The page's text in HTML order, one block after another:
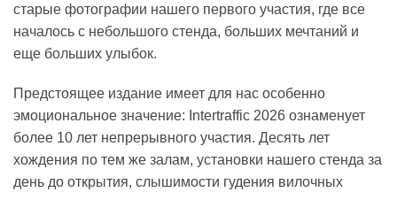
старые фотографии нашего первого участия, где все
началось с небольшого стенда, больших мечтаний и
еще больших улыбок.
Предстоящее издание имеет для нас особенно
эмоциональное значение: Intertraffic 2026 ознаменует
более 10 лет непрерывного участия. Десять лет
хождения по тем же залам, установки нашего стенда за
день до открытия, слышимости гудения вилочных